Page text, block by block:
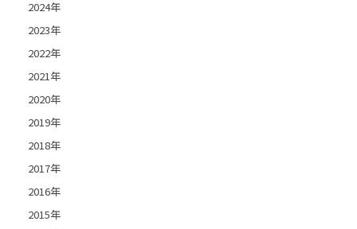
2024年
2023年
2022年
2021年
2020年
2019年
2018年
2017年
2016年
2015年